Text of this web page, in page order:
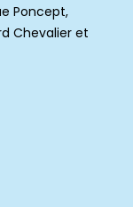
Poncept,
Chevalier et